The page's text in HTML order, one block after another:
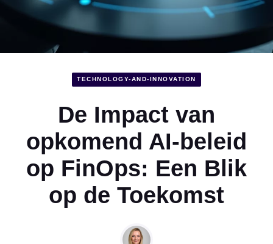
TECHNOLOGY-AND-INNOVATION
De Impact van
opkomend AI-beleid
op FinOps: Een Blik
op de Toekomst